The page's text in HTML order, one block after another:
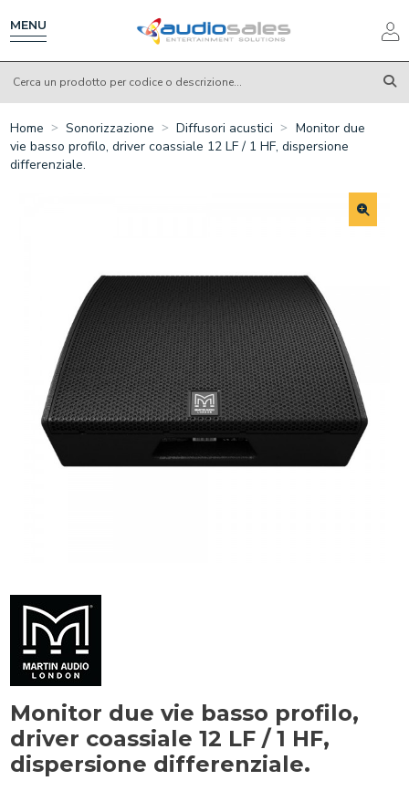
contenuto
principale
MENU
Home Sonorizzazione Diffusori acustici
Monitor due
vie basso profilo, driver coassiale 12 LF / 1 HF, dispersione
differenziale.
Monitor due vie basso profilo,
driver coassiale 12 LF / 1 HF,
dispersione differenziale.